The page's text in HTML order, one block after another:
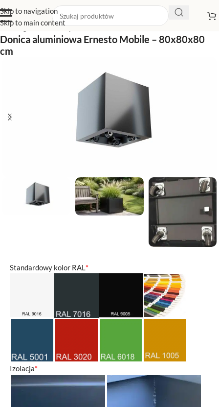
Skip to navigation
Skip to main content
Strona główna/Sklep z donicami/Donice kwadratowe
Donica aluminiowa Ernesto Mobile – 80x80x80
cm
*
Standardowy kolor RAL
*
Izolacja